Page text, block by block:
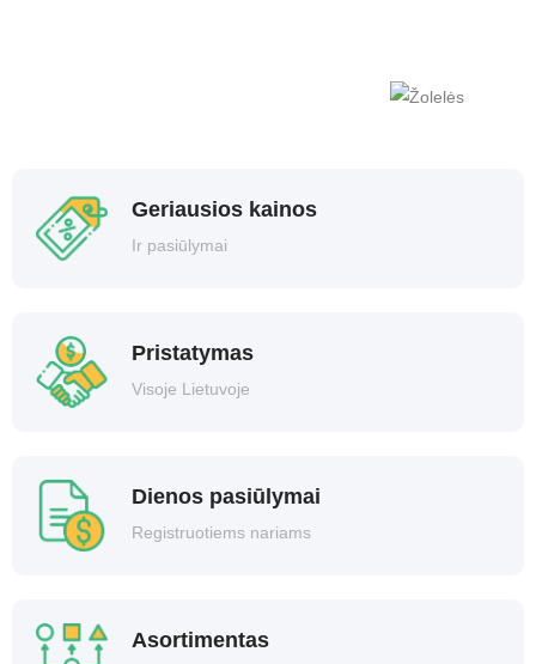
Geriausios kainos
Ir pasiūlymai
Pristatymas
Visoje Lietuvoje
Dienos pasiūlymai
Registruotiems nariams
Asortimentas